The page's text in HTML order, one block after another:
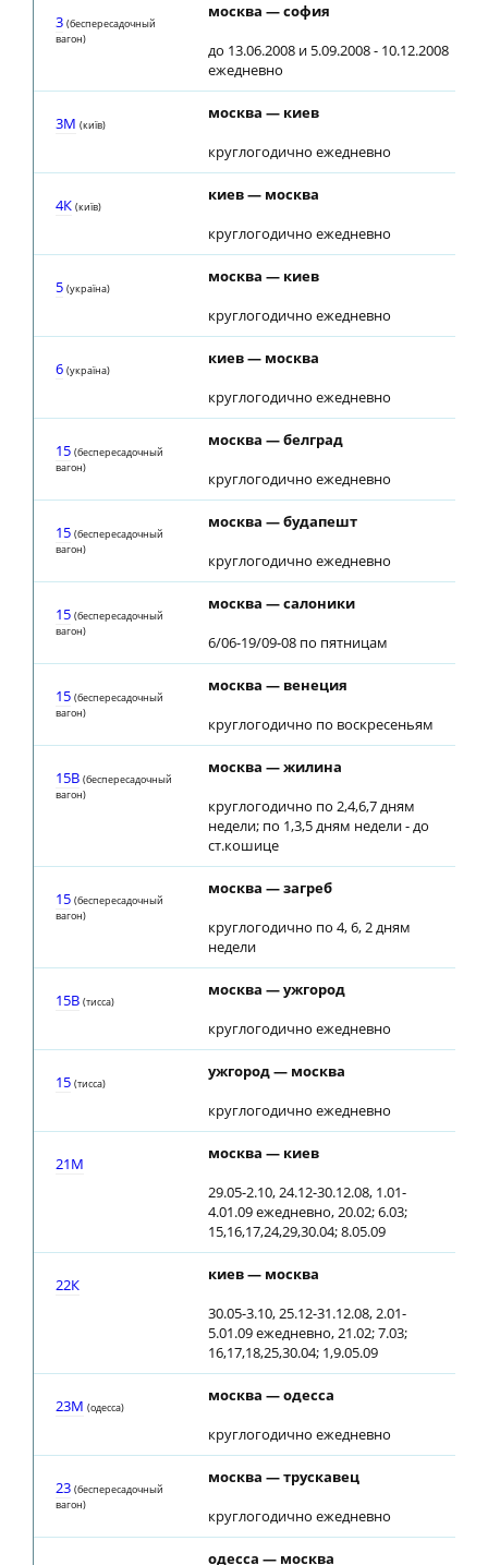
3 (беспересадочный
вагон)
москва — софия
до 13.06.2008 и 5.09.2008 - 10.12.2008
ежедневно
3М (київ)
москва — киев
круглогодично ежедневно
4К (київ)
киев — москва
круглогодично ежедневно
5 (україна)
москва — киев
круглогодично ежедневно
6 (україна)
киев — москва
круглогодично ежедневно
15 (беспересадочный
вагон)
москва — белград
круглогодично ежедневно
15 (беспересадочный
вагон)
москва — будапешт
круглогодично ежедневно
15 (беспересадочный
вагон)
москва — салоники
6/06-19/09-08 по пятницам
15 (беспересадочный
вагон)
москва — венеция
круглогодично по воскресеньям
15В (беспересадочный
вагон)
москва — жилина
круглогодично по 2,4,6,7 дням
недели; по 1,3,5 дням недели - до
ст.кошице
15 (беспересадочный
вагон)
москва — загреб
круглогодично по 4, 6, 2 дням
недели
15В (тиcca)
москва — ужгород
круглогодично ежедневно
15 (тиcca)
ужгород — москва
круглогодично ежедневно
21М
москва — киев
29.05-2.10, 24.12-30.12.08, 1.01-
4.01.09 ежедневно, 20.02; 6.03;
15,16,17,24,29,30.04; 8.05.09
22К
киев — москва
30.05-3.10, 25.12-31.12.08, 2.01-
5.01.09 ежедневно, 21.02; 7.03;
16,17,18,25,30.04; 1,9.05.09
23М (одесса)
москва — одесса
круглогодично ежедневно
23 (беспересадочный
вагон)
москва — трускавец
круглогодично ежедневно
одесса — москва